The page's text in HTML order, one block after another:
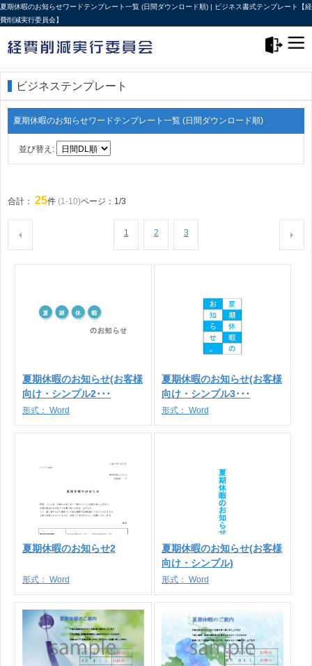
夏期休暇のお知らせワードテンプレート一覧 (日間ダウンロード順) | ビジネス書式テンプレート【経
費削減実行委員会】
ビジネステンプレート
夏期休暇のお知らせワードテンプレート一覧 (日間ダウンロード順)
並び替え:
合計： 25件 (1-10)ページ：1/3
1 2 3
夏期休暇のお知らせ(お客様
向け・シンプル2･･･
形式： Word
夏期休暇のお知らせ(お客様
向け・シンプル3･･･
形式： Word
夏期休暇のお知らせ2
形式： Word
夏期休暇のお知らせ(お客様
向け・シンプル)
形式： Word